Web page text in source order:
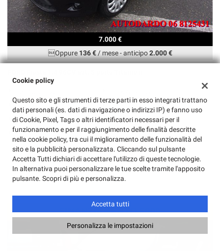
7.000 €
Oppure 136 €/ mese-anticipo2.000 €
Benzina
Cambio Automatico (4)
1.388 Cm³
115.000 Km
Nero Metallizzato
5 Porte
ABS, Airbag, Airbag laterali, Airbag Passeggero, Cerchi in lega,
Chiusura centralizzata, Climatizzatore, Controllo trazione, ESP,
Fendinebbia, Immobilizzatore elettronico, Servosterzo, Specchietti
laterali elettrici
Cookie policy
Questo sito e gli strumenti di terze parti in esso integrati trattano
dati personali (es. dati di navigazione o indirizzi IP) e fanno uso
di Cookie, Pixel, Tags o altri identificatori necessari per il
funzionamento e per il raggiungimento delle finalità descritte
nella cookie policy, tra cui il miglioramento delle funzionalità del
sito e la pubblicità personalizzata. Cliccando sul pulsante
Accetta Tutti dichiari di accettare l'utilizzo di queste tecnologie.
In alternativa puoi personalizzare le tue scelte tramite l'apposito
pulsante. Scopri di più e personalizza.
Accetta tutti
Personalizza le impostazioni